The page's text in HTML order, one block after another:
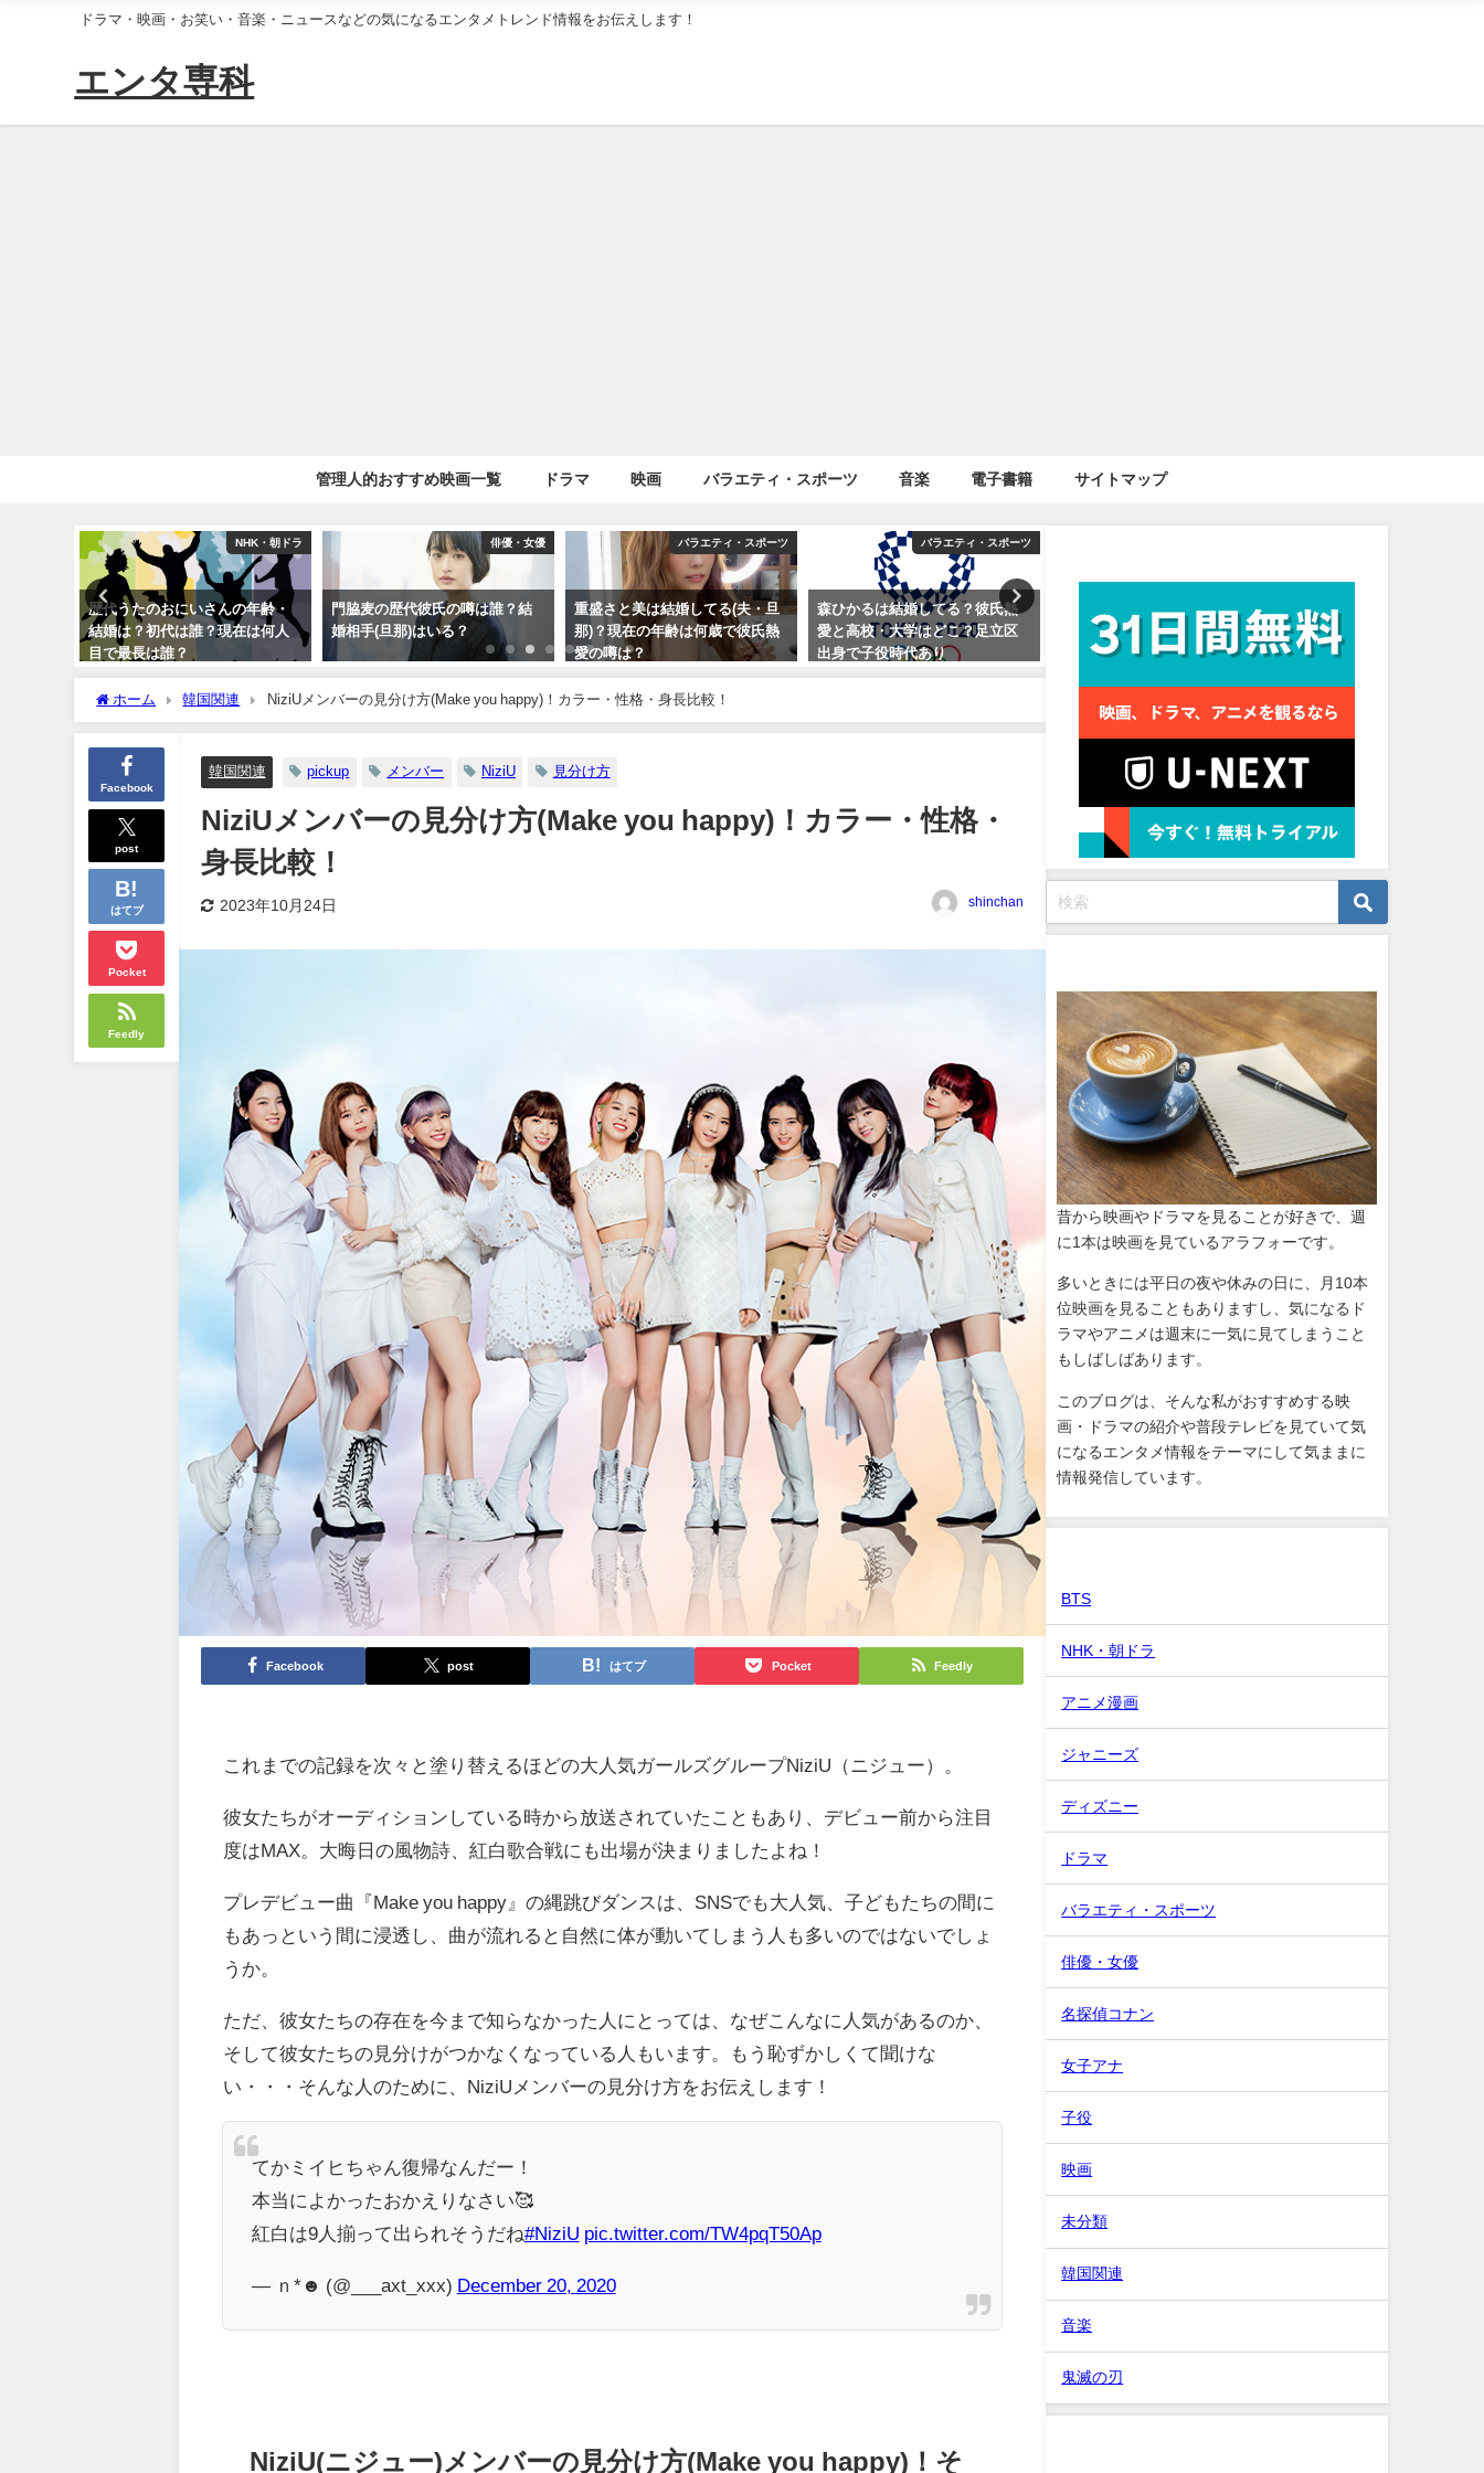
ドラマ・映画・お笑い・音楽・ニュースなどの気になるエンタメトレンド情報をお伝えします！
エンタ専科
管理人的おすすめ映画一覧 ドラマ 映画 バラエティ・スポーツ 音楽 電子書籍 サイトマップ
NHK・朝ドラ
歴代うたのおにいさんの年齢・
結婚は？初代は誰？現在は何人
目で最長は誰？
俳優・女優
門脇麦の歴代彼氏の噂は誰？結
婚相手(旦那)はいる？
バラエティ・スポーツ
重盛さと美は結婚してる(夫・旦
那)？現在の年齢は何歳で彼氏熱
愛の噂は？
バラエティ・スポーツ
森ひかるは結婚してる？彼氏熱
愛と高校・大学はどこ？足立区
出身で子役時代あり
吉岡里帆の旦那・夫は誰？結婚
してる？佐藤健との写真と熱愛
彼氏を紹介
BTS日本に来たくないのは
当？テテとジミンの反日・
嫌い・疑惑の真相は？
ホーム 韓国関連 NiziUメンバーの見分け方(Make you happy)！カラー・性格・身長比較！
Facebook
post
はてブ
Pocket
Feedly
韓国関連 pickup メンバー NiziU 見分け方
NiziUメンバーの見分け方(Make you happy)！カラー・性格・
身長比較！
2023年10月24日 shinchan
Facebook post はてブ Pocket Feedly
これまでの記録を次々と塗り替えるほどの大人気ガールズグループNiziU（ニジュー）。
彼女たちがオーディションしている時から放送されていたこともあり、デビュー前から注目
度はMAX。大晦日の風物詩、紅白歌合戦にも出場が決まりましたよね！
プレデビュー曲『Make you happy』の縄跳びダンスは、SNSでも大人気、子どもたちの間に
もあっという間に浸透し、曲が流れると自然に体が動いてしまう人も多いのではないでしょ
うか。
ただ、彼女たちの存在を今まで知らなかった人にとっては、なぜこんなに人気があるのか、
そして彼女たちの見分けがつかなくなっている人もいます。もう恥ずかしくて聞けな
い・・・そんな人のために、NiziUメンバーの見分け方をお伝えします！
てかミイヒちゃん復帰なんだー！
本当によかったおかえりなさい🥰
紅白は9人揃って出られそうだね#NiziU pic.twitter.com/TW4pqT50Ap
— ｎ*☻ (@___axt_xxx) December 20, 2020
NiziU(ニジュー)メンバーの見分け方(Make you happy)！そ
昔から映画やドラマを見ることが好きで、週
に1本は映画を見ているアラフォーです。
多いときには平日の夜や休みの日に、月10本
位映画を見ることもありますし、気になるド
ラマやアニメは週末に一気に見てしまうこと
もしばしばあります。
このブログは、そんな私がおすすめする映
画・ドラマの紹介や普段テレビを見ていて気
になるエンタメ情報をテーマにして気ままに
情報発信しています。
BTS
NHK・朝ドラ
アニメ漫画
ジャニーズ
ディズニー
ドラマ
バラエティ・スポーツ
俳優・女優
名探偵コナン
女子アナ
子役
映画
未分類
韓国関連
音楽
鬼滅の刃